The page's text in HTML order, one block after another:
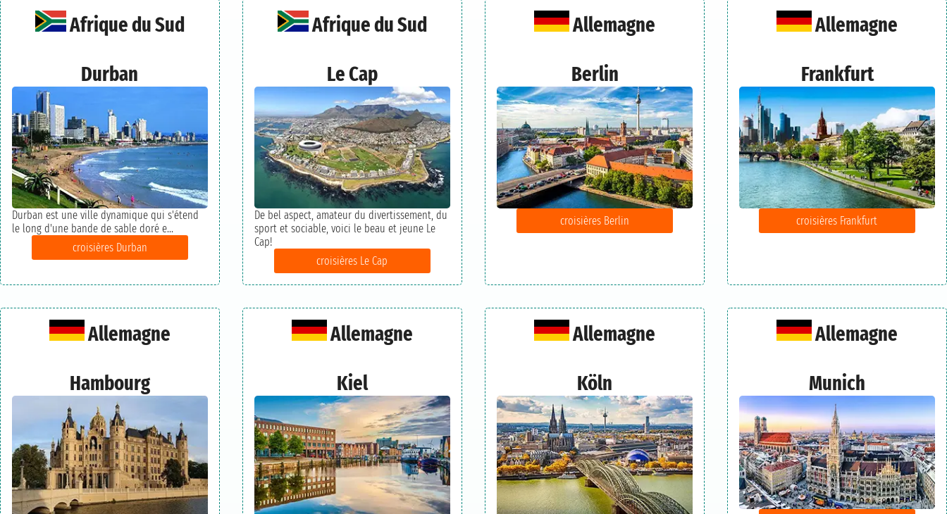
Afrique du Sud
Durban
Durban est une ville dynamique qui s'étend
le long d'une bande de sable doré e...
croisières Durban
Afrique du Sud
Le Cap
De bel aspect, amateur du divertissement, du
sport et sociable, voici le beau et jeune Le
Cap!
croisières Le Cap
Allemagne
Berlin
croisières Berlin
Allemagne
Frankfurt
croisières Frankfurt
Allemagne
Hambourg
Allemagne
Kiel
Allemagne
Köln
Allemagne
Munich